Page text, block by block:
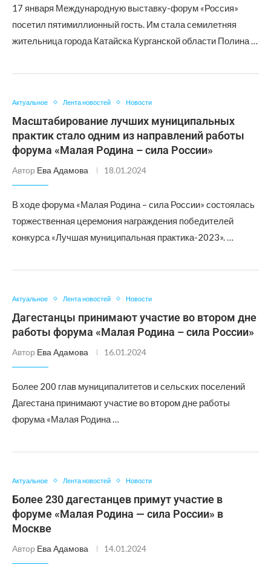
17 января Международную выставку-форум «Россия»
посетил пятимиллионный гость. Им стала семилетняя
жительница города Катайска Курганской области Полина …
Актуальное Лента новостей Новости
Масштабирование лучших муниципальных
практик стало одним из направлений работы
форума «Малая Родина – сила России»
Автор Ева Адамова 18.01.2024
В ходе форума «Малая Родина – сила России» состоялась
торжественная церемония награждения победителей
конкурса «Лучшая муниципальная практика-2023». …
Актуальное Лента новостей Новости
Дагестанцы принимают участие во втором дне
работы форума «Малая Родина – сила России»
Автор Ева Адамова 16.01.2024
Более 200 глав муниципалитетов и сельских поселений
Дагестана принимают участие во втором дне работы
форума «Малая Родина …
Актуальное Лента новостей Новости
Более 230 дагестанцев примут участие в
форуме «Малая Родина — сила России» в
Москве
Автор Ева Адамова 14.01.2024